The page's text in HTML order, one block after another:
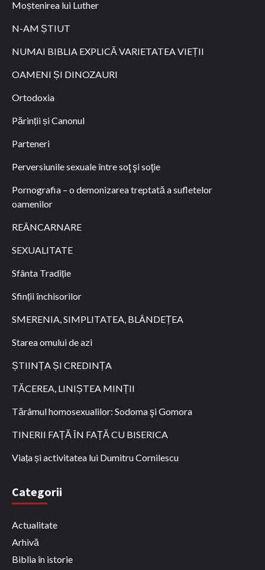
Moștenirea lui Luther
N-AM ȘTIUT
NUMAI BIBLIA EXPLICĂ VARIETATEA VIEȚII
OAMENI ȘI DINOZAURI
Ortodoxia
Părinții și Canonul
Parteneri
Perversiunile sexuale între soţ şi soţie
Pornografia – o demonizarea treptată a sufletelor
oamenilor
REÂNCARNARE
SEXUALITATE
Sfânta Tradiție
Sfinții închisorilor
SMERENIA, SIMPLITATEA, BLÂNDEȚEA
Starea omului de azi
ȘTIINȚA ȘI CREDINȚA
TĂCEREA, LINIȘTEA MINȚII
Tărâmul homosexualilor: Sodoma şi Gomora
TINERII FAȚĂ ÎN FAȚĂ CU BISERICA
Viața și activitatea lui Dumitru Cornilescu
Categorii
Actualitate
Arhivă
Biblia în istorie